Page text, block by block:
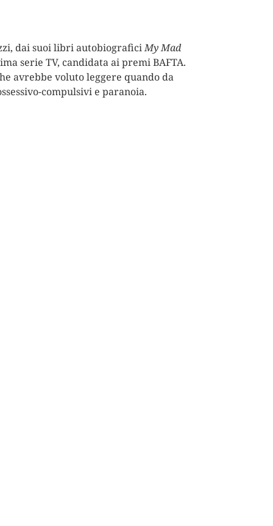
dai suoi libri autobiograficiMy Mad
serie TV, candidata ai premi BAFTA.
avrebbe voluto leggere quando da
compulsivi e paranoia.